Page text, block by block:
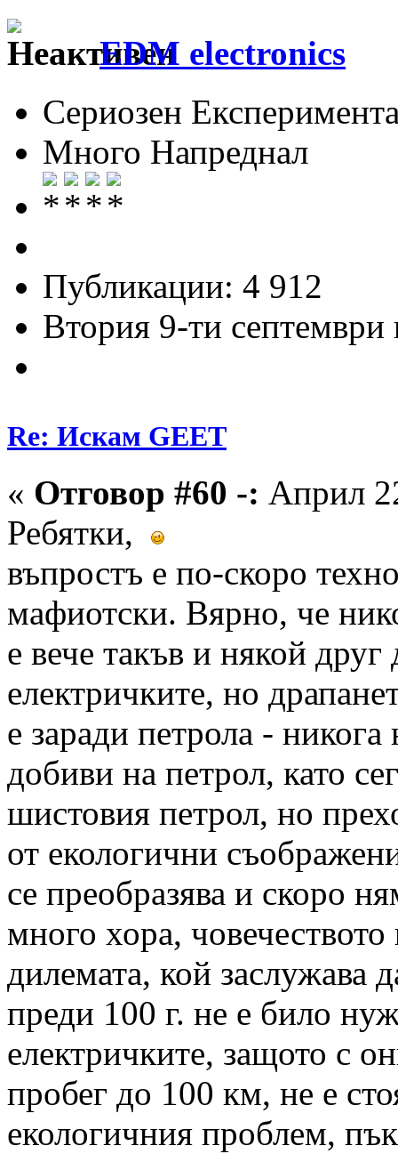
EDM electronics
Сериозен
Много Напреднал
Публикации: 4 912
Втория 9-ти
Re: Искам GEET
« Отговор #60 -: Април
Ребятки,
въпростъ е по-скоро
мафиотски. Вярно, че
е вече такъв и някой
електричките, но
е заради петрола -
добиви на петрол, като
шистовия петрол, но
от екологични
се преобразява и скоро
много хора,
дилемата, кой заслужава
преди 100 г. не е било
електричките, защото с
пробег до 100 км, не е
екологичния проблем,